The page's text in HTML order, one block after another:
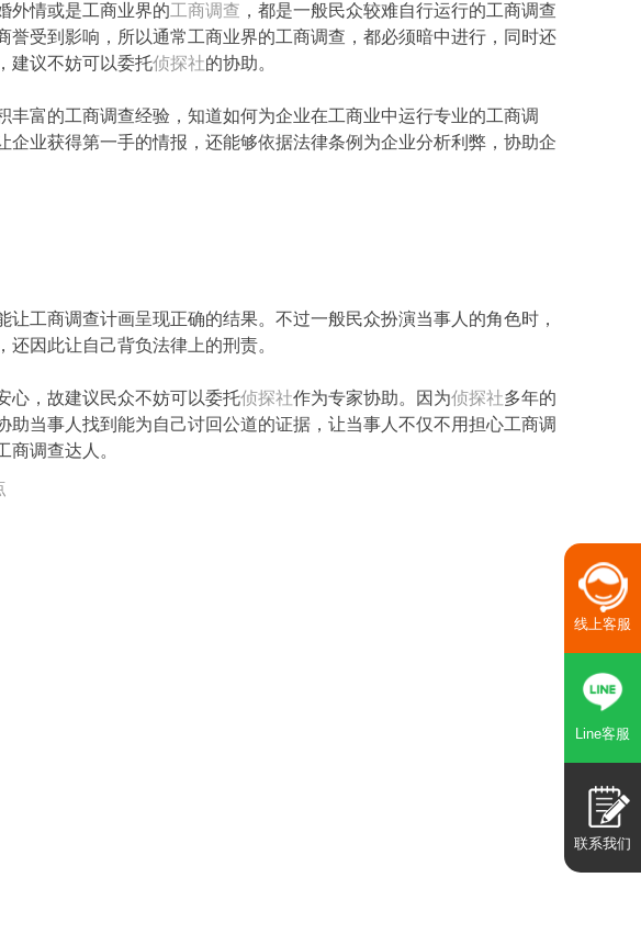
外情或是工商业界的工商调查 ，都是一般民众较难自行运行的工商调查
受到影响，所以通常工商业界的工商调查，都必须暗中进行，同时还
建议不妨可以委托侦探社的协助。
丰富的工商调查经验，知道如何为企业在工商业中运行专业的工商调
业获得第一手的情报，还能够依据法律条例为企业分析利弊，协助企
工商调查计画呈现正确的结果。不过一般民众扮演当事人的角色时，
因此让自己背负法律上的刑责。
心，故建议民众不妨可以委托侦探社作为专家协助。因为侦探社多年的
当事人找到能为自己讨回公道的证据，让当事人不仅不用担心工商调
商调查达人。
线上客服
Line客服
联系我们